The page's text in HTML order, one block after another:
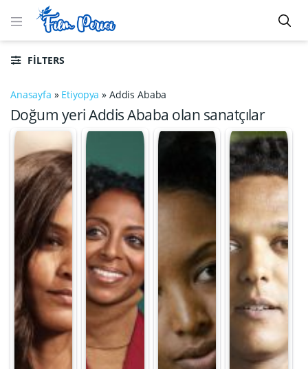
FILTERS
Anasayfa » Etiyopya » Addis Ababa
Doğum yeri Addis Ababa olan sanatçılar